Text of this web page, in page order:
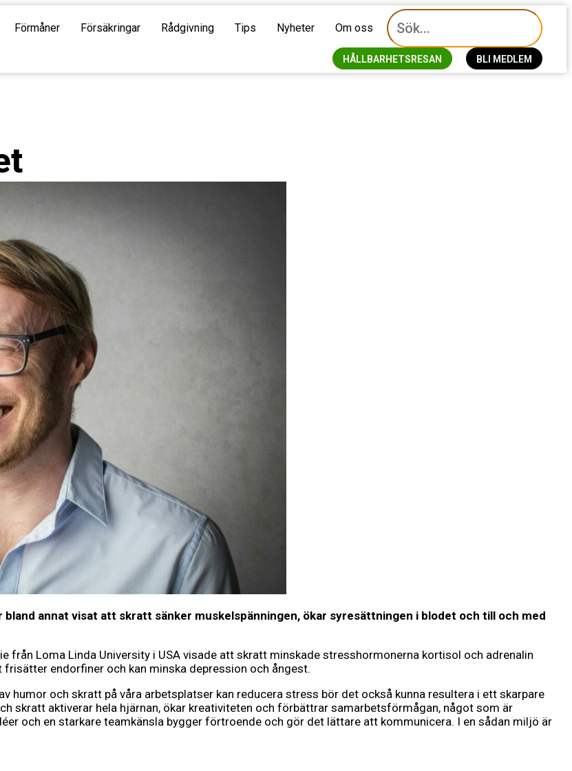
Förmåner Försäkringar Rådgivning Tips Nyheter Om oss
HÅLLBARHETSRESAN BLI MEDLEM
annat visat att skratt sänker muskelspänningen, ökar syresättningen i blodet och till och med
från Loma Linda University i USA visade att skratt minskade stresshormonerna kortisol och adrenalin
endorfiner och kan minska depression och ångest.
humor och skratt på våra arbetsplatser kan reducera stress bör det också kunna resultera i ett skarpare
skratt aktiverar hela hjärnan, ökar kreativiteten och förbättrar samarbetsförmågan, något som är
och en starkare teamkänsla bygger förtroende och gör det lättare att kommunicera. I en sådan miljö är